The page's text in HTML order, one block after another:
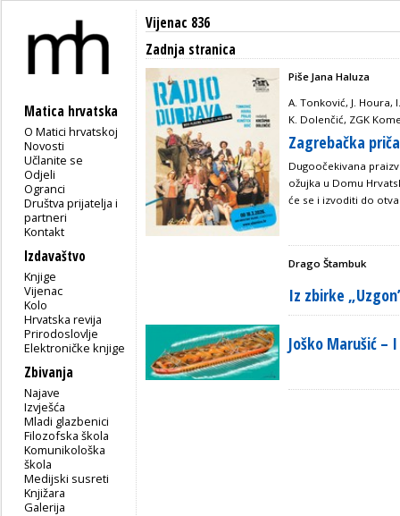
Matica hrvatska
O Matici hrvatskoj
Novosti
Učlanite se
Odjeli
Ogranci
Društva prijatelja i
partneri
Kontakt
Izdavaštvo
Knjige
Vijenac
Kolo
Hrvatska revija
Prirodoslovlje
Elektroničke knjige
Zbivanja
Najave
Izvješća
Mladi glazbenici
Filozofska škola
Komunikološka
škola
Medijski susreti
Knjižara
Galerija
Vijenac 836
Zadnja stranica
Piše Jana Haluza
A. Tonković, J. Houra,
K. Dolenčić, ZGK
Zagrebačka
Dugoočekivana
ožujka u Domu
će se i izvoditi do
Drago Štambuk
Iz zbirke
Joško Marušić – I